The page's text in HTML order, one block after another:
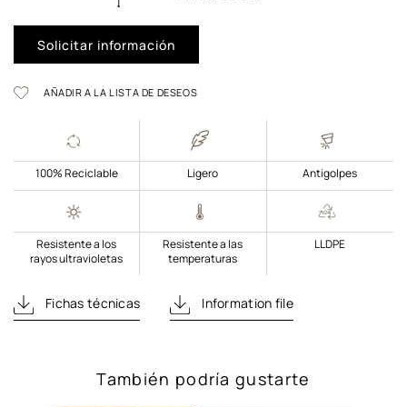
Solicitar información
AÑADIR A LA LISTA DE DESEOS
100% Reciclable Ligero Antigolpes
Resistente a los
rayos ultravioletas
Resistente a las
temperaturas
LLDPE
Fichas técnicas Information file
También podría gustarte